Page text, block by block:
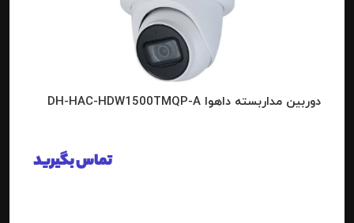
دوربین مداربسته داهوا DH-HAC-HDW1500TMQP-A
تماس بگیرید